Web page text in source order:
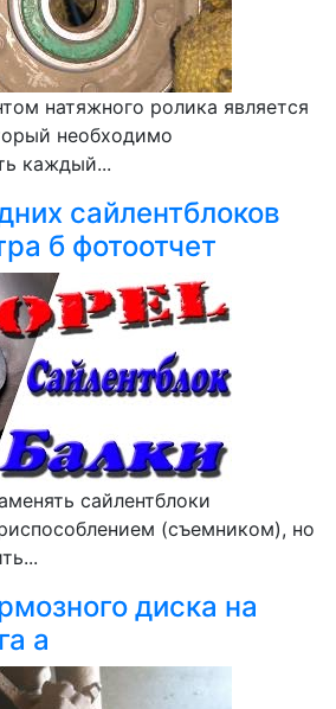
натяжного ролика является
необходимо
каждый...
сайлентблоков
б фотоотчет
сайлентблоки
(съемником), но
диска на
а